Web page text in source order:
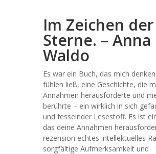
Im Zeichen der
Sterne. – Anna
Waldo
Es war ein Buch, das mich
fühlen ließ, eine Geschichte, die
Annahmen herausforderte und
berührte – ein wirklich in sich
und fesselnder Lesestoff. Es ist
das deine Annahmen
rezension echtes intellektuelles
sorgfältige Aufmerksamkeit und